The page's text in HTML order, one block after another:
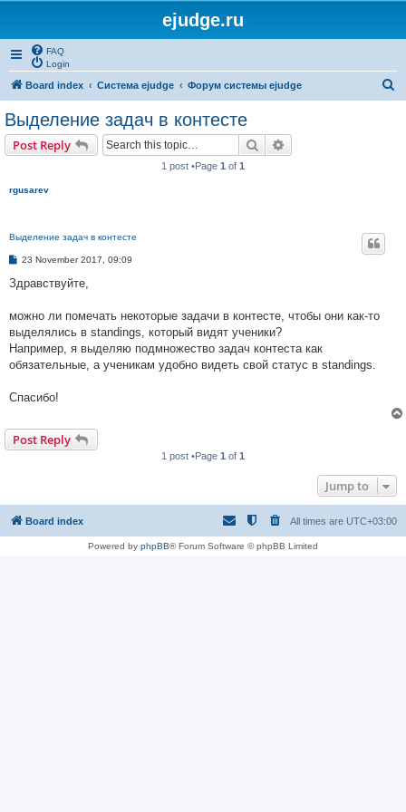
ejudge.ru
FAQ
Login
Board index Система ejudge Форум системы ejudge
Выделение задач в контесте
Post Reply Search
1 post •Page 1 of 1
rgusarev
Выделение задач в контесте
P
s
23 November 2017, 09:09
Здравствуйте,
можно ли помечать некоторые задачи в контесте, чтобы они как-то
выделялись в standings, который видят ученики?
Например, я выделяю подмножество задач контеста как
обязательные, а ученикам удобно видеть свой статус в standings.
Спасибо!
Post Reply
1 post •Page 1 of 1
Jump to
Board index All times are UTC+03:00
Powered by phpBB® Forum Software © phpBB Limited